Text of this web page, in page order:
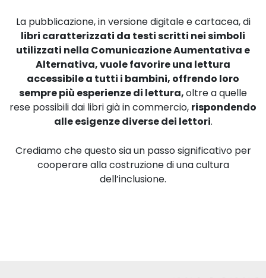
La pubblicazione, in versione digitale e cartacea, di
libri caratterizzati da testi scritti nei simboli
utilizzati nella Comunicazione Aumentativa e
Alternativa, vuole favorire una lettura
accessibile a tutti i bambini, offrendo loro
sempre più esperienze di lettura,oltre a quelle
rese possibili dai libri già in commercio, rispondendo
alle esigenze diverse dei lettori.
Crediamo che questo sia un passo significativo per
cooperare alla costruzione di una cultura
dell’inclusione.